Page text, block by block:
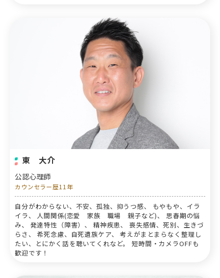
東 大介
公認心理師
カウンセラー歴11年
自分がわからない、不安、孤独、抑うつ感、 もやもや、イラ
イラ、 人間関係(恋愛 家族 職場 親子など)、 思春期の悩
み、 発達特性（障害）、 精神疾患、 喪失感情、死別、生きづ
らさ、 希死念慮、自死遺族ケア、 考えがまとまらなく整理し
たい、とにかく話を聴いてくれなど。 短時間・カメラOFFも
歓迎です！